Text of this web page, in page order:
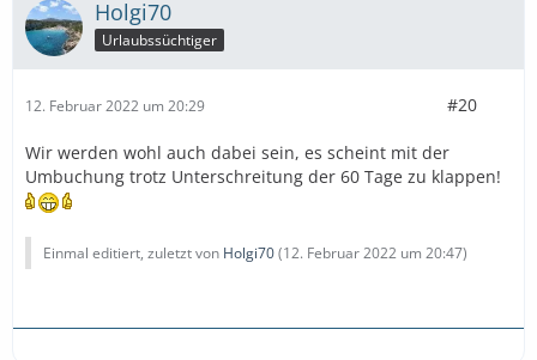
Holgi70
Urlaubssüchtiger
12. Februar 2022 um 20:29 #20
Wir werden wohl auch dabei sein, es scheint mit der
Umbuchung trotz Unterschreitung der 60 Tage zu klappen!
Einmal editiert, zuletzt von Holgi70(12. Februar 2022 um 20:47)